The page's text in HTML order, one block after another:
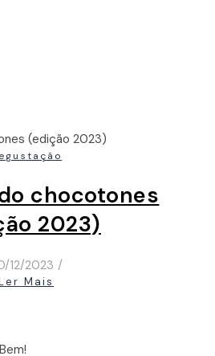
chocotones
2023)
12/2023 /
Mais